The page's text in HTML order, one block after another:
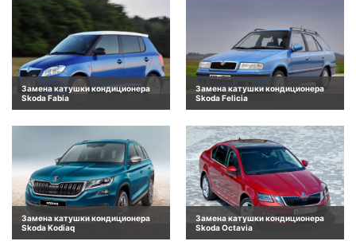
Замена катушки кондиционера
Skoda Fabia
Замена катушки кондиционера
Skoda Felicia
Замена катушки кондиционера
Skoda Kodiaq
Замена катушки кондиционера
Skoda Octavia